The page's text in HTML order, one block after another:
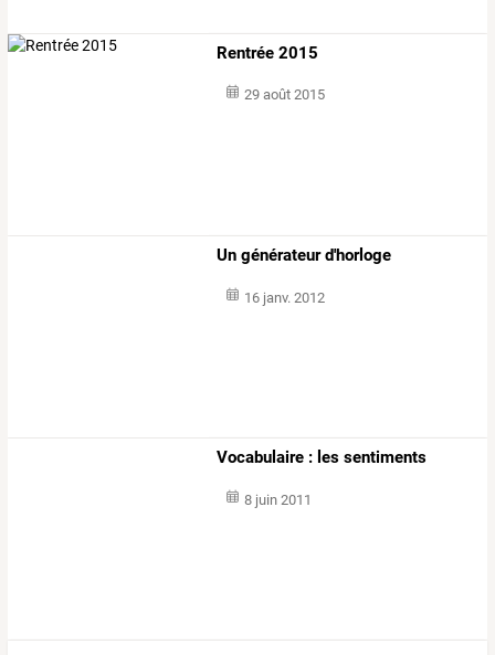
Rentrée 2015
29 août 2015
Un générateur d'horloge
16 janv. 2012
Vocabulaire : les sentiments
8 juin 2011